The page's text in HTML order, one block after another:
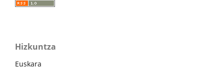
Hizkuntza
Euskara